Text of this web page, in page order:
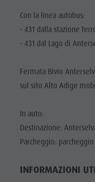
Con la linea autobus:
- 431 dalla stazione
- 431 dal Lago di
Fermata Bivio
sul sito Alto Adige
In auto:
Destinazione:
Parcheggio:
INFORMAZIONI